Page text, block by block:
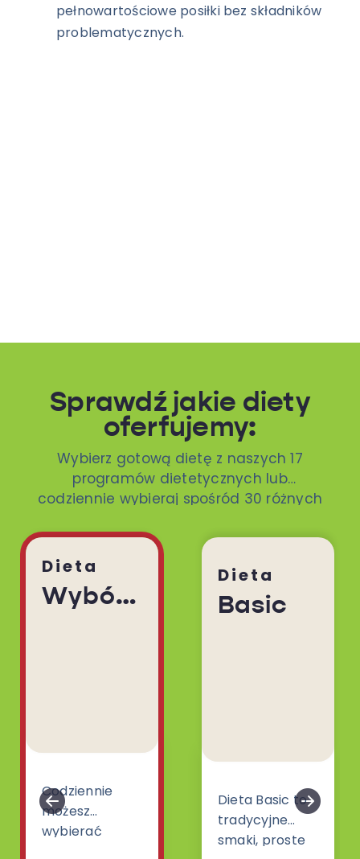
pełnowartościowe posiłki bez składników
problematycznych.
Sprawdź jakie diety
oferfujemy:
Wybierz gotową dietę z naszych 17
programów dietetycznych lub
codziennie wybieraj spośród 30 różnych
Dieta
Wybór Menu
Codziennie
możesz
wybierać
Dieta
Basic
Dieta Basic to
tradycyjne
smaki, proste